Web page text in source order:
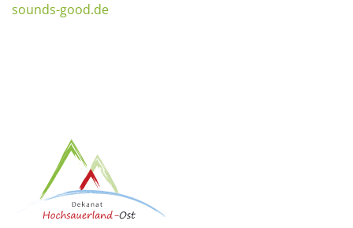
sounds-good.de